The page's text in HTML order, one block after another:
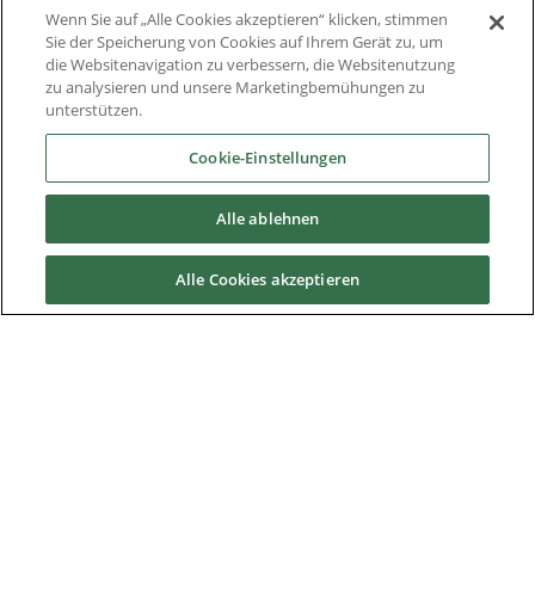
Maßgeschneiderte Produktschulungen für Kunden
Reparaturen
Technischer Produktsupport
Über Uns
Wenn Sie auf „Alle Cookies akzeptieren“ klicken, stimmen
Sie der Speicherung von Cookies auf Ihrem Gerät zu, um
die Websitenavigation zu verbessern, die Websitenutzung
zu analysieren und unsere Marketingbemühungen zu
unterstützen.
Cookie-Einstellungen
Alle ablehnen
Alle Cookies akzeptieren